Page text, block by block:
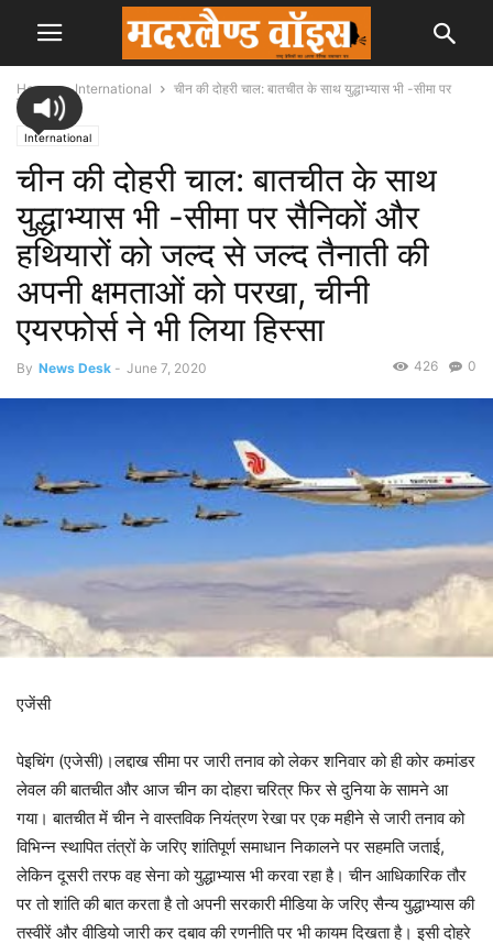
Home International
चीन की दोहरी चाल: बातचीत के साथ युद्धाभ्यास भी -सीमा पर
सैनिकों...
International
चीन की दोहरी चाल: बातचीत के साथ
युद्धाभ्यास भी -सीमा पर सैनिकों और
हथियारों को जल्द से जल्द तैनाती की
अपनी क्षमताओं को परखा, चीनी
एयरफोर्स ने भी लिया हिस्सा
By News Desk - June 7, 2020 0
426
एजेंसी
पेइचिंग (एजेसी)।लद्दाख सीमा पर जारी तनाव को लेकर शनिवार को ही कोर कमांडर
लेवल की बातचीत और आज चीन का दोहरा चरित्र फिर से दुनिया के सामने आ
गया। बातचीत में चीन ने वास्तविक नियंत्रण रेखा पर एक महीने से जारी तनाव को
विभिन्न स्थापित तंत्रों के जरिए शांतिपूर्ण समाधान निकालने पर सहमति जताई,
लेकिन दूसरी तरफ वह सेना को युद्धाभ्यास भी करवा रहा है। चीन आधिकारिक तौर
पर तो शांति की बात करता है तो अपनी सरकारी मीडिया के जरिए सैन्य युद्धाभ्यास की
तस्वीरें और वीडियो जारी कर दबाव की रणनीति पर भी कायम दिखता है। इसी दोहरे